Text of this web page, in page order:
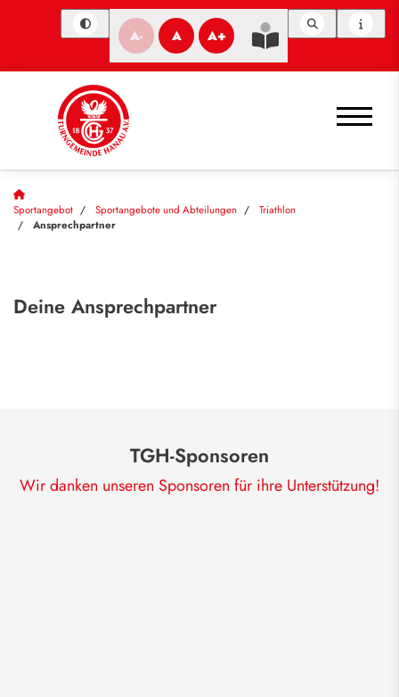
A- A A+
Sportangebot Sportangebote und Abteilungen
Triathlon
Ansprechpartner
Deine Ansprechpartner
TGH-Sponsoren
Wir danken unseren Sponsoren für ihre Unterstützung!